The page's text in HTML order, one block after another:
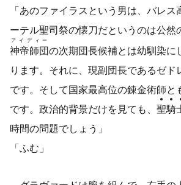
「あのファイラスという男は、バレ
ーテル聖司祭の懐刀だというのは公然
神帝師団
アイディー
の次期団長候補とは幼馴染に
ります。それに、現副団長であるゼド
です。そして国家最高位の錬金術師と
です。政治的背景だけを見ても、 聖騎
時間の問題でしょう」
「ふむ」